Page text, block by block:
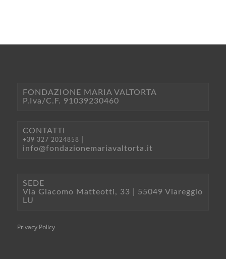
FONDAZIONE MARIA VALTORTA
P.Iva/C.F. 91039230460
CONTATTI
+39 327 2024858
info@fondazionemariavaltorta.it
SEDE
Via Giacomo Matteotti, 33 | 55049 Viareggio
LU
Privacy Policy